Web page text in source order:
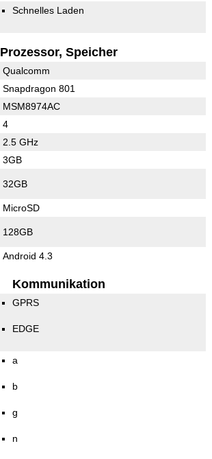
Schnelles Laden
Prozessor, Speicher
Qualcomm
Snapdragon 801
MSM8974AC
4
2.5 GHz
3GB
32GB
MicroSD
128GB
Android 4.3
Kommunikation
GPRS
EDGE
a
b
g
n